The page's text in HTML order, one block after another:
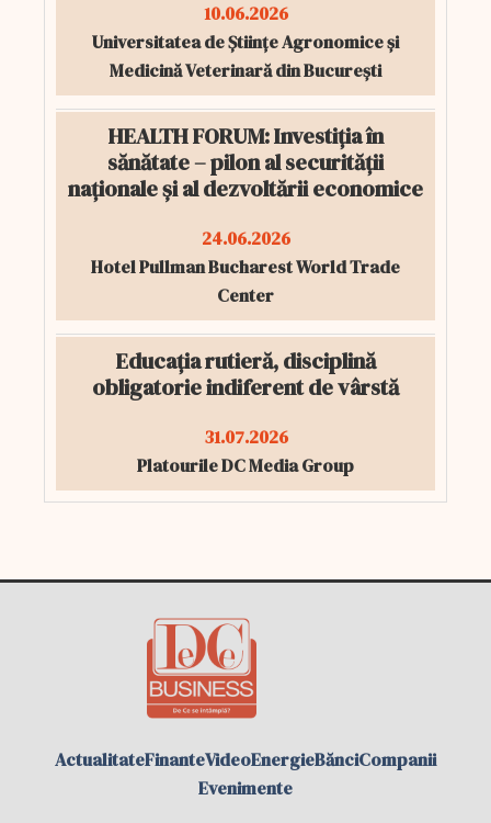
10.06.2026
Universitatea de Științe Agronomice și
Medicină Veterinară din București
HEALTH FORUM: Investiția în
sănătate – pilon al securității
naționale și al dezvoltării economice
24.06.2026
Hotel Pullman Bucharest World Trade
Center
Educația rutieră, disciplină
obligatorie indiferent de vârstă
31.07.2026
Platourile DC Media Group
ActualitateFinanteVideoEnergieBănciCompanii
Evenimente